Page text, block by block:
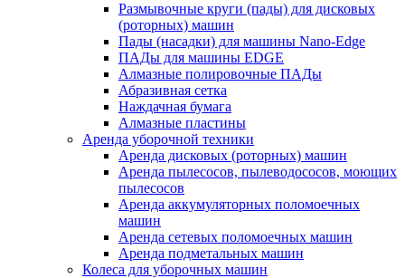
Размывочные круги (пады) для дисковых
(роторных) машин
Пады (насадки) для машины Nano-Edge
ПАДы для машины EDGE
Алмазные полировочные ПАДы
Абразивная сетка
Наждачная бумага
Алмазные пластины
Аренда уборочной техники
Аренда дисковых (роторных) машин
Аренда пылесосов, пылеводососов, моющих
пылесосов
Аренда аккумуляторных поломоечных
машин
Аренда сетевых поломоечных машин
Аренда подметальных машин
Колеса для уборочных машин